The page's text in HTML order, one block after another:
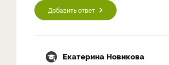
Добавить ответ
Екатерина Новикова